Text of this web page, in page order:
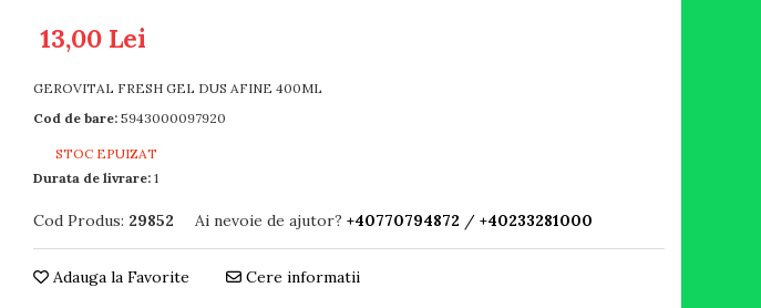
13,00 Lei
GEROVITAL FRESH GEL DUS AFINE 400ML
Cod de bare: 5943000097920
STOC EPUIZAT
Durata de livrare: 1
Cod Produs: 29852 Ai nevoie de ajutor? +40770794872 / +40233281000
Adauga la Favorite Cere informatii